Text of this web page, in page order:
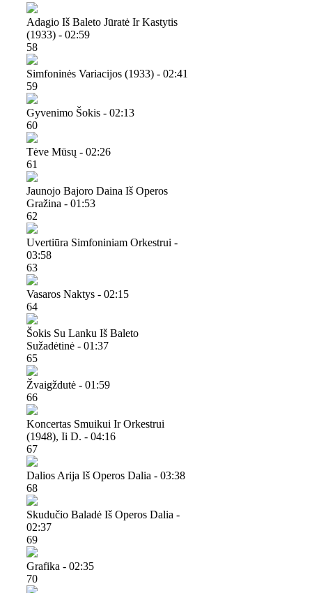
Adagio Iš Baleto Jūratė Ir Kastytis
(1933) - 02:59
58
Simfoninės Variacijos (1933) - 02:41
59
Gyvenimo Šokis - 02:13
60
Tėve Mūsų - 02:26
61
Jaunojo Bajoro Daina Iš Operos
Gražina - 01:53
62
Uvertiūra Simfoniniam Orkestrui -
03:58
63
Vasaros Naktys - 02:15
64
Šokis Su Lanku Iš Baleto
Sužadėtinė - 01:37
65
Žvaigždutė - 01:59
66
Koncertas Smuikui Ir Orkestrui
(1948), Ii D. - 04:16
67
Dalios Arija Iš Operos Dalia - 03:38
68
Skudučio Baladė Iš Operos Dalia -
02:37
69
Grafika - 02:35
70